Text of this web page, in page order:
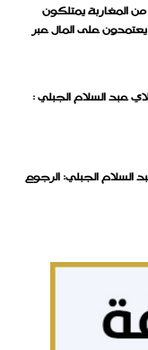
لـ“أفروبارومتر”: 58٪ من المغاربة يمتلكون
و12٪ فقط يعتمدون على المال عبر
عبد السلام الجبلي :
الجبلي: الرجوع